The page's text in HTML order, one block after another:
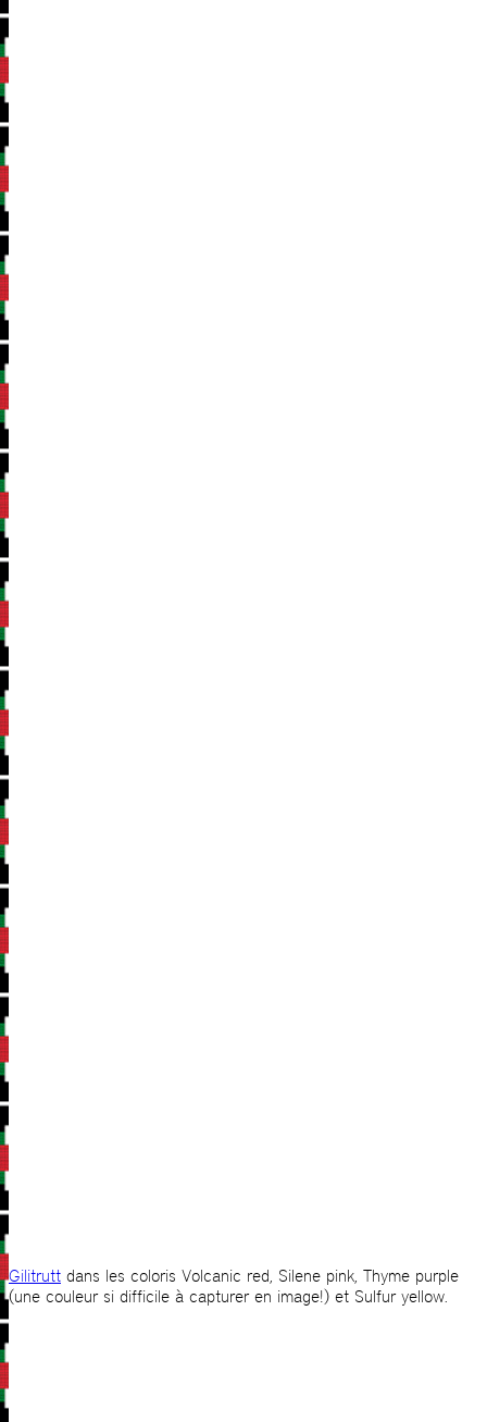
Gilitrutt dans les coloris Volcanic red, Silene pink, Thyme purple
(une couleur si difficile à capturer en image!) et Sulfur yellow.